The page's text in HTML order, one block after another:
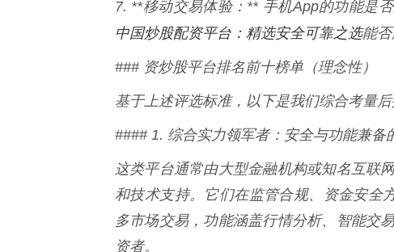
7. **移动交易体验：** 手机App的功能是
中国炒股配资平台：精选安全可靠之选能否
### 资炒股平台排名前十榜单（理念性）
基于上述评选标准，以下是我们综合考量后
#### 1. 综合实力领军者：安全与功能兼备
这类平台通常由大型金融机构或知名互联
和技术支持。它们在监管合规、资金安全
多市场交易，功能涵盖行情分析、智能交
资者。